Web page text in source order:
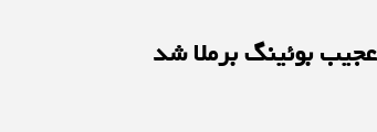
بوئینگ برملا شد